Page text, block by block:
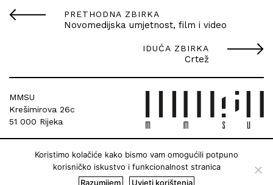
PRETHODNA ZBIRKA
Novomedijska umjetnost, film i video
IDUĆA ZBIRKA
Crtež
MMSU
Krešimirova 26c
51 000 Rijeka
Koristimo kolačiće kako bismo vam omogućili potpuno
korisničko iskustvo i funkcionalnost stranica
Razumijem
Uvjeti korištenja